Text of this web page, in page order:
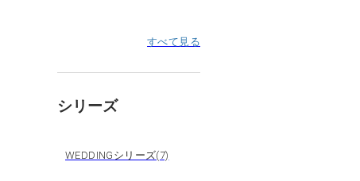
すべて見る
シリーズ
WEDDINGシリーズ(7)